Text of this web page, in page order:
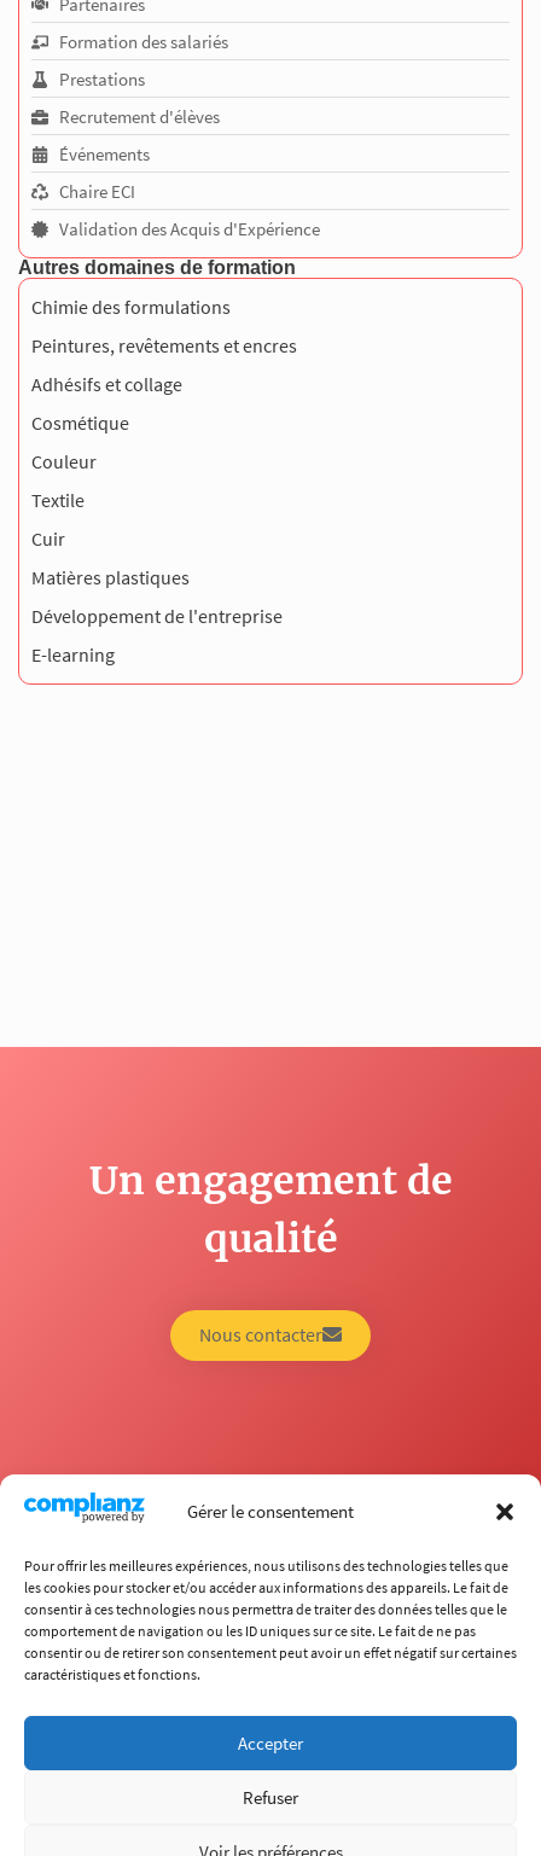
Gérer le consentement
Pour offrir les meilleures expériences, nous utilisons des technologies telles que
les cookies pour stocker et/ou accéder aux informations des appareils. Le fait de
consentir à ces technologies nous permettra de traiter des données telles que le
comportement de navigation ou les ID uniques sur ce site. Le fait de ne pas
consentir ou de retirer son consentement peut avoir un effet négatif sur certaines
caractéristiques et fonctions.
Accepter
Refuser
Voir les préférences
Formation des salariés
Prestations
Recrutement d'élèves
Événements
Chaire ECI
Validation des Acquis d'Expérience
Autres domaines de formation
Chimie des formulations
Peintures, revêtements et encres
Adhésifs et collage
Cosmétique
Couleur
Textile
Cuir
Matières plastiques
Développement de l'entreprise
E-learning
Un engagement de
qualité
Nous contacter
École
Formations
International
Vie étudiante
Carrières
Chaire ITECC